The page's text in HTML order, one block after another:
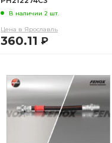
В наличии 2 шт.
Цена в Ярославль
360.11 Р